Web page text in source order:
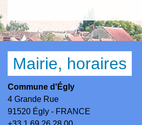
Mairie, horaires
Commune d'Égly
4 Grande Rue
91520 Égly - FRANCE